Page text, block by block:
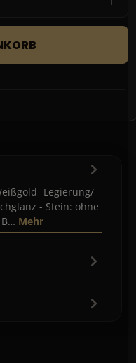
Legierung/
- Stein: ohne
Mehr